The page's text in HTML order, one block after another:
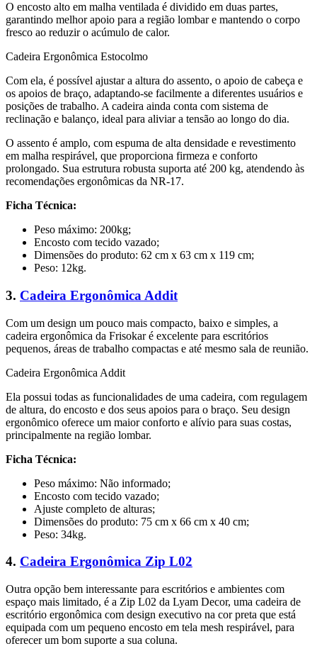
O encosto alto em malha ventilada é dividido em duas partes,
garantindo melhor apoio para a região lombar e mantendo o corpo
fresco ao reduzir o acúmulo de calor.
Cadeira Ergonômica Estocolmo
Com ela, é possível ajustar a altura do assento, o apoio de cabeça e
os apoios de braço, adaptando-se facilmente a diferentes usuários e
posições de trabalho. A cadeira ainda conta com sistema de
reclinação e balanço, ideal para aliviar a tensão ao longo do dia.
O assento é amplo, com espuma de alta densidade e revestimento
em malha respirável, que proporciona firmeza e conforto
prolongado. Sua estrutura robusta suporta até 200 kg, atendendo às
recomendações ergonômicas da NR-17.
Ficha Técnica:
Peso máximo: 200kg;
Encosto com tecido vazado;
Dimensões do produto: 62 cm x 63 cm x 119 cm;
Peso: 12kg.
3. Cadeira Ergonômica Addit
Com um design um pouco mais compacto, baixo e simples, a
cadeira ergonômica da Frisokar é excelente para escritórios
pequenos, áreas de trabalho compactas e até mesmo sala de reunião.
Cadeira Ergonômica Addit
Ela possui todas as funcionalidades de uma cadeira, com regulagem
de altura, do encosto e dos seus apoios para o braço. Seu design
ergonômico oferece um maior conforto e alívio para suas costas,
principalmente na região lombar.
Ficha Técnica:
Peso máximo: Não informado;
Encosto com tecido vazado;
Ajuste completo de alturas;
Dimensões do produto: 75 cm x 66 cm x 40 cm;
Peso: 34kg.
4. Cadeira Ergonômica Zip L02
Outra opção bem interessante para escritórios e ambientes com
espaço mais limitado, é a Zip L02 da Lyam Decor, uma cadeira de
escritório ergonômica com design executivo na cor preta que está
equipada com um pequeno encosto em tela mesh respirável, para
oferecer um bom suporte a sua coluna.